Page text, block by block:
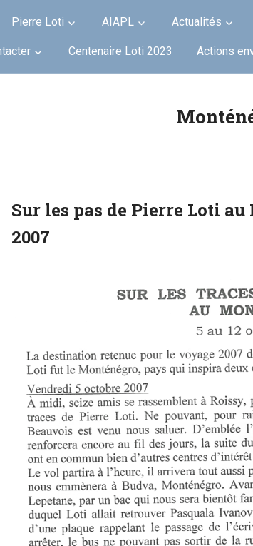
Pierre Loti AIAPL Actualités
Centenaire Loti 2023 Actions
Sur les pas de Pierre Loti
2007